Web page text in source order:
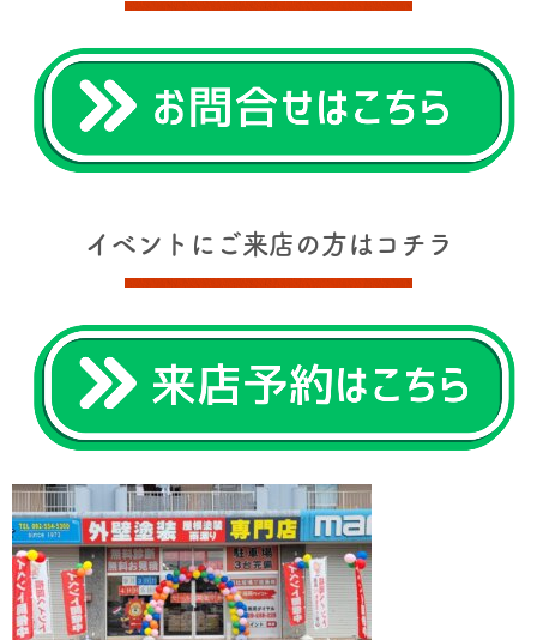
イベントにご来店の方はコチラ